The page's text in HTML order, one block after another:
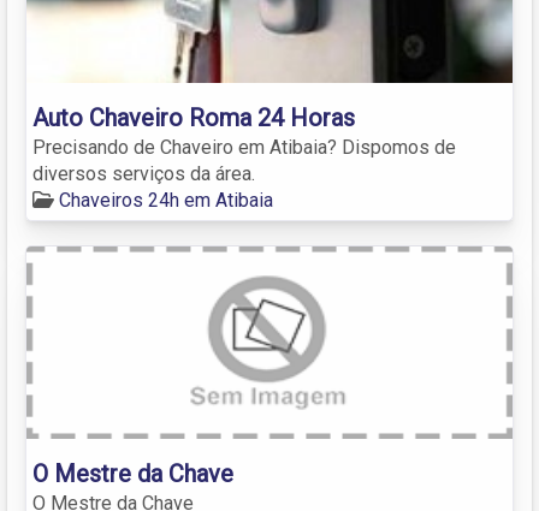
Auto Chaveiro Roma 24 Horas
Precisando de Chaveiro em Atibaia? Dispomos de
diversos serviços da área.
Chaveiros 24h em Atibaia
O Mestre da Chave
O Mestre da Chave